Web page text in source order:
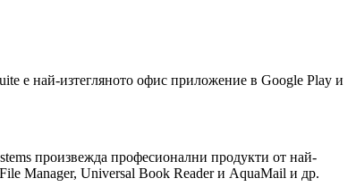
е най-изтегляното офис приложение в Google Play и
произвежда професионални продукти от най-
Manager, Universal Book Reader и AquaMail и др.